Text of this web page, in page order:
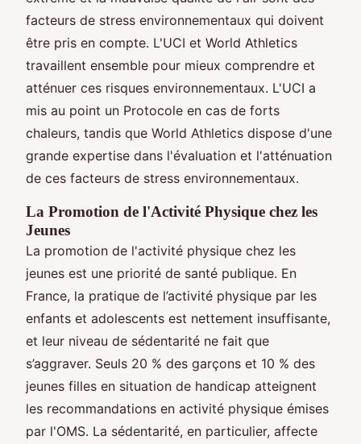
facteurs de stress environnementaux qui doivent
être pris en compte. L'UCI et World Athletics
travaillent ensemble pour mieux comprendre et
atténuer ces risques environnementaux. L'UCI a
mis au point un Protocole en cas de forts
chaleurs, tandis que World Athletics dispose d'une
grande expertise dans l'évaluation et l'atténuation
de ces facteurs de stress environnementaux.
La Promotion de l'Activité Physique chez les
Jeunes
La promotion de l'activité physique chez les
jeunes est une priorité de santé publique. En
France, la pratique de l’activité physique par les
enfants et adolescents est nettement insuffisante,
et leur niveau de sédentarité ne fait que
s’aggraver. Seuls 20 % des garçons et 10 % des
jeunes filles en situation de handicap atteignent
les recommandations en activité physique émises
par l'OMS. La sédentarité, en particulier, affecte